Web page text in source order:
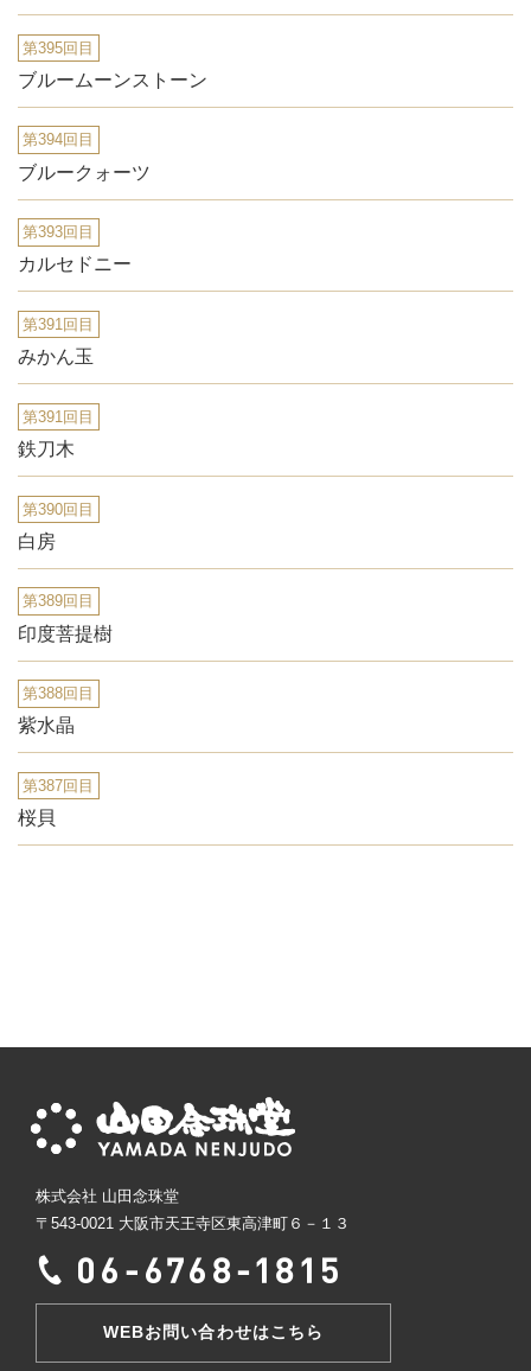
第395回目
ブルームーンストーン
第394回目
ブルークォーツ
第393回目
カルセドニー
第391回目
みかん玉
第391回目
鉄刀木
第390回目
白房
第389回目
印度菩提樹
第388回目
紫水晶
第387回目
桜貝
株式会社 山田念珠堂
〒543-0021 大阪市天王寺区東高津町６－１３
WEBお問い合わせはこちら